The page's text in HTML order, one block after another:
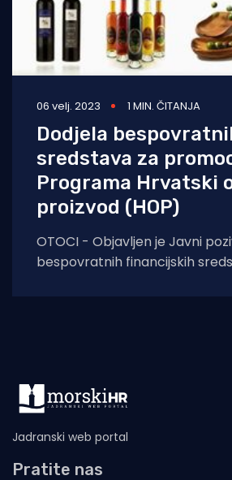
06 velj. 2023 1 MIN. ČITANJA
Dodjela
sredstava za
Programa Hrvatski
proizvod (HOP)
OTOCI - Objavljen je Javni
bespovratnih financijskih
Jadranski web portal
Pratite nas